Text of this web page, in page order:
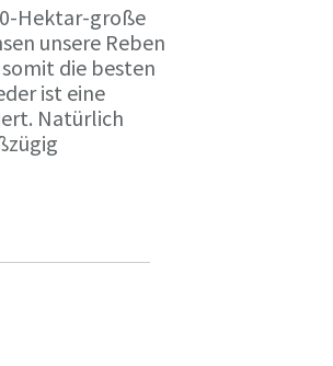
Hektar-große
unsere Reben
die besten
ist eine
Natürlich